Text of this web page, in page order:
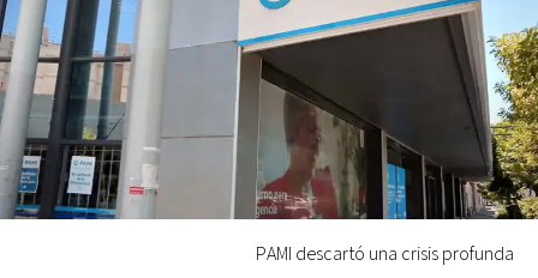
PAMI descartó una crisis profunda